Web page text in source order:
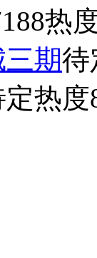
热
期待
热度